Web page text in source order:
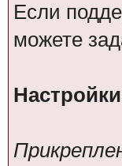
Если
можете